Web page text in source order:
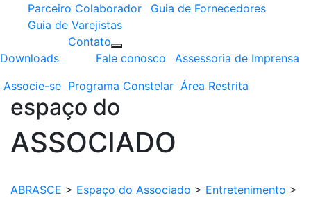
Parceiro Colaborador
Guia de Fornecedores
Guia de Varejistas
Downloads
Contato
Fale conosco
Assessoria de Imprensa
Associe-se Programa Constelar Área Restrita
espaço do
ASSOCIADO
ABRASCE > Espaço do Associado > Entretenimento >